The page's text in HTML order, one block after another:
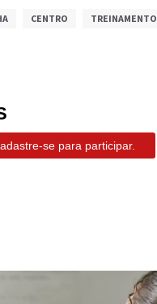
CENTRO TREINAMENTO
se para participar.